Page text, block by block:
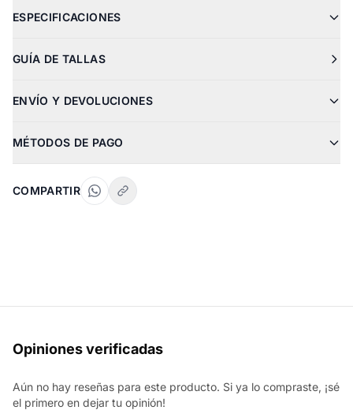
ESPECIFICACIONES
GUÍA DE TALLAS
ENVÍO Y DEVOLUCIONES
MÉTODOS DE PAGO
COMPARTIR
Opiniones verificadas
Aún no hay reseñas para este producto. Si ya lo compraste, ¡sé
el primero en dejar tu opinión!